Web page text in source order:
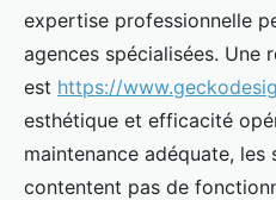
expertise professionnelle
agences spécialisées. Une
est https://
esthétique et efficacité
maintenance adéquate, les
contentent pas de